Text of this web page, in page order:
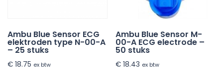
Ambu Blue Sensor ECG
elektroden type N-00-A
– 25 stuks
€ 18.75 ex btw
Ambu Blue Sensor M-
00-A ECG electrode –
50 stuks
€ 18.43 ex btw